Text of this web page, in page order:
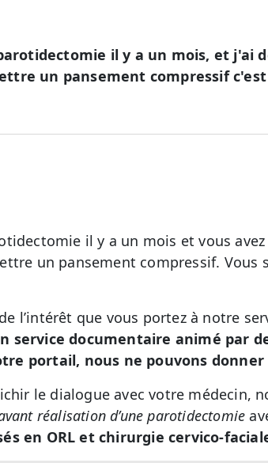
il y a un mois, et j'ai
un pansement compressif
il y a un mois et vous
un pansement compressif. Vous
l’intérêt que vous portez à notre
service documentaire animé par
portail, nous ne pouvons donner
le dialogue avec votre médecin,
réalisation d’une parotidectomie
en ORL et chirurgie cervico-